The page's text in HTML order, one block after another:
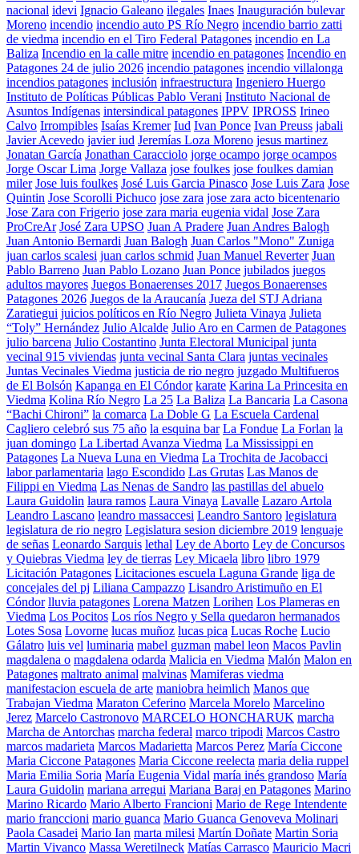
nacional idevi Ignacio Galeano ilegales Inaes Inauguración bulevar
Moreno incendio incendio auto PS Río Negro incendio barrio zatti
de viedma incendio en el Tiro Federal Patagones incendio en La
Baliza Incendio en la calle mitre incendio en patagones Incendio en
Patagones 24 de julio 2026 incendio patagones incendio villalonga
incendios patagones inclusión infraestructura Ingeniero Huergo
Instituto de Políticas Públicas Pablo Verani Instituto Nacional de
Asuntos Indígenas intersindical patagones IPPV IPROSS Irineo
Calvo Irrompibles Isaías Kremer Iud Ivan Ponce Ivan Preuss jabali
Javier Acevedo javier iud Jeremías Loza Moreno jesus martinez
Jonatan García Jonathan Caracciolo jorge ocampo jorge ocampos
Jorge Oscar Lima Jorge Vallaza jose foulkes jose foulkes damian
miler Jose luis foulkes José Luis Garcia Pinasco Jose Luis Zara Jose
Quintin Jose Scorolli Pichuco jose zara jose zara acto bicentenario
Jose Zara con Frigerio jose zara maria eugenia vidal Jose Zara
ProCreAr José Zara UPSO Juan A Pradere Juan Andres Balogh
Juan Antonio Bernardi Juan Balogh Juan Carlos "Mono" Zuniga
juan carlos scalesi juan carlos schmid Juan Manuel Reverter Juan
Pablo Barreno Juan Pablo Lozano Juan Ponce jubilados juegos
adultos mayores Juegos Bonaerenses 2017 Juegos Bonaerenses
Patagones 2026 Juegos de la Araucanía Jueza del STJ Adriana
Zaratiegui juicios políticos en Río Negro Julieta Vinaya Julieta
“Toly” Hernández Julio Alcalde Julio Aro en Carmen de Patagones
julio barcena Julio Costantino Junta Electoral Municipal junta
vecinal 915 viviendas junta vecinal Santa Clara juntas vecinales
Juntas Vecinales Viedma justicia de rio negro juzgado Multifueros
de El Bolsón Kapanga en El Cóndor karate Karina La Princesita en
Viedma Kolina Río Negro La 25 La Baliza La Bancaria La Casona
“Bachi Chironi” la comarca La Doble G La Escuela Cardenal
Cagliero celebró sus 75 año la esquina bar La Fondue La Forlan la
juan domingo La Libertad Avanza Viedma La Mississippi en
Patagones La Nueva Luna en Viedma La Trochita de Jacobacci
labor parlamentaria lago Escondido Las Grutas Las Manos de
Filippi en Viedma Las Nenas de Sandro las pastillas del abuelo
Laura Guidolin laura ramos Laura Vinaya Lavalle Lazaro Artola
Leandro Lascano leandro massaccesi Leandro Santoro legislatura
legislatura de rio negro Legislatura sesion diciembre 2019 lenguaje
de señas Leonardo Sarquis lethal Ley de Aborto Ley de Concursos
y Quiebras Viedma ley de tierras Ley Micaela libro libro 1979
Licitación Patagones Licitaciones escuela Laguna Grande liga de
concejales del pj Liliana Campazzo Lisandro Aristimuño en El
Cóndor lluvia patagones Lorena Matzen Lorihen Los Plameras en
Viedma Los Pocitos Los ríos Negro y Sella quedaron hermanados
Lotes Sosa Lovorne lucas muñoz lucas pica Lucas Roche Lucio
Gálatro luis vel luminaria mabel guzman mabel leon Macos Pavlin
magdalena o magdalena odarda Malicia en Viedma Malón Malon en
Patagones maltrato animal malvinas Mamiferas viedma
manifestacion escuela de arte maniobra heimlich Manos que
Trabajan Viedma Maraton Ceferino Marcela Morelo Marcelino
Jerez Marcelo Castronovo MARCELO HONCHARUK marcha
Marcha de Antorchas marcha federal marco tripodi Marcos Castro
marcos madarieta Marcos Madarietta Marcos Perez María Ciccone
Maria Ciccone Patagones Maria Ciccone reelecta maria delia ruppel
Maria Emilia Soria María Eugenia Vidal maría inés grandoso María
Laura Guidolin mariana arregui Mariana Baraj en Patagones Marino
Marino Ricardo Mario Alberto Francioni Mario de Rege Intendente
mario franccioni mario guanca Mario Guanca Genoveva Molinari
Paola Casadei Mario Ian marta milesi Martín Doñate Martin Soria
Martin Vivanco Massa Weretilneck Matías Carrasco Mauricio Macri